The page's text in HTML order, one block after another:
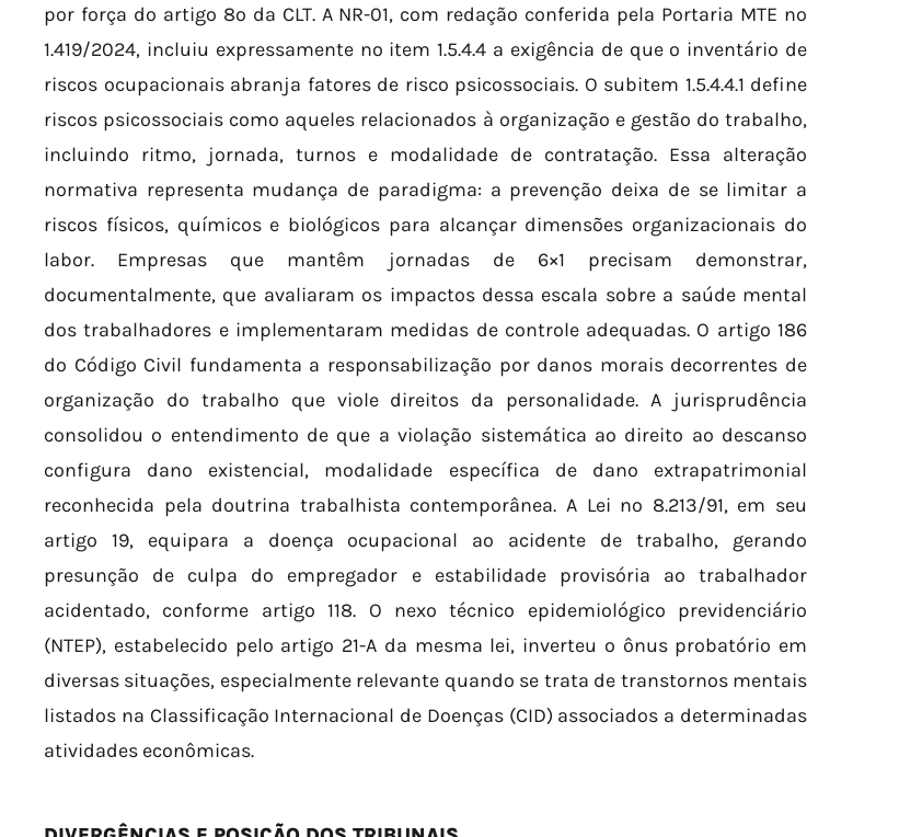
por força do artigo 8º da CLT. A NR-01, com redação conferida pela Portaria MTE nº
1.419/2024, incluiu expressamente no item 1.5.4.4 a exigência de que o inventário de
riscos ocupacionais abranja fatores de risco psicossociais. O subitem 1.5.4.4.1 define
riscos psicossociais como aqueles relacionados à organização e gestão do trabalho,
incluindo ritmo, jornada, turnos e modalidade de contratação. Essa alteração
normativa representa mudança de paradigma: a prevenção deixa de se limitar a
riscos físicos, químicos e biológicos para alcançar dimensões organizacionais do
labor. Empresas que mantêm jornadas de 6×1 precisam demonstrar,
documentalmente, que avaliaram os impactos dessa escala sobre a saúde mental
dos trabalhadores e implementaram medidas de controle adequadas. O artigo 186
do Código Civil fundamenta a responsabilização por danos morais decorrentes de
organização do trabalho que viole direitos da personalidade. A jurisprudência
consolidou o entendimento de que a violação sistemática ao direito ao descanso
configura dano existencial, modalidade específica de dano extrapatrimonial
reconhecida pela doutrina trabalhista contemporânea. A Lei nº 8.213/91, em seu
artigo 19, equipara a doença ocupacional ao acidente de trabalho, gerando
presunção de culpa do empregador e estabilidade provisória ao trabalhador
acidentado, conforme artigo 118. O nexo técnico epidemiológico previdenciário
(NTEP), estabelecido pelo artigo 21-A da mesma lei, inverteu o ônus probatório em
diversas situações, especialmente relevante quando se trata de transtornos mentais
listados na Classificação Internacional de Doenças (CID) associados a determinadas
atividades econômicas.